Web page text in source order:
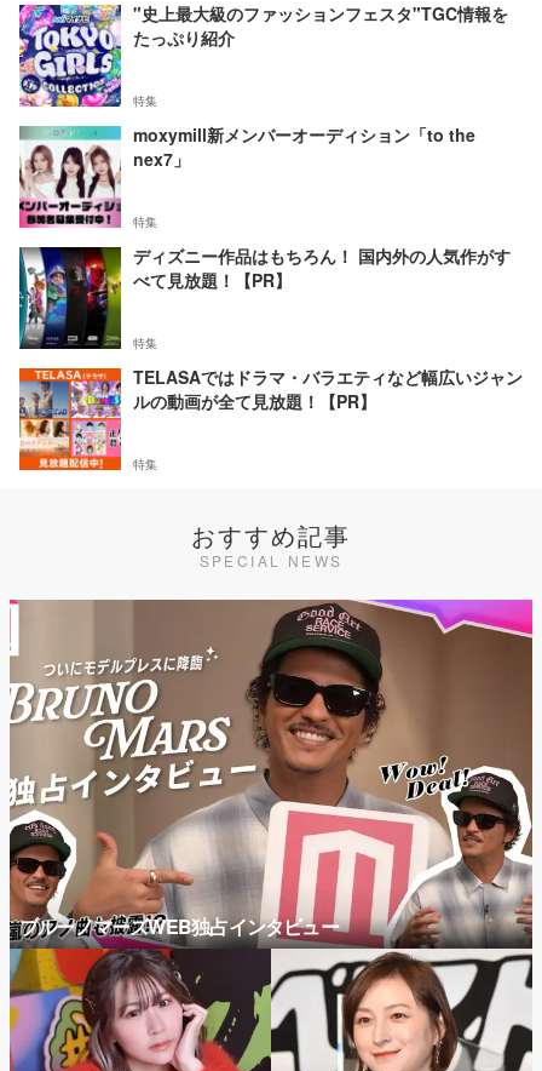
"史上最大級のファッションフェスタ"TGC情報を
たっぷり紹介
特集
moxymill新メンバーオーディション「to the
nex7」
特集
ディズニー作品はもちろん！ 国内外の人気作がす
べて見放題！【PR】
特集
TELASAではドラマ・バラエティなど幅広いジャン
ルの動画が全て見放題！【PR】
特集
おすすめ記事
SPECIAL NEWS
ブルーノマーズWEB独占インタビュー